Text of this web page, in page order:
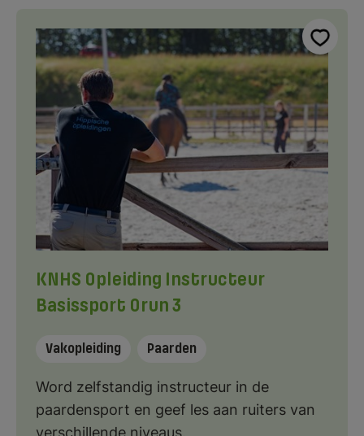
KNHS Opleiding Instructeur
Basissport Orun 3
Vakopleiding Paarden
Word zelfstandig instructeur in de
paardensport en geef les aan ruiters van
verschillende niveaus.